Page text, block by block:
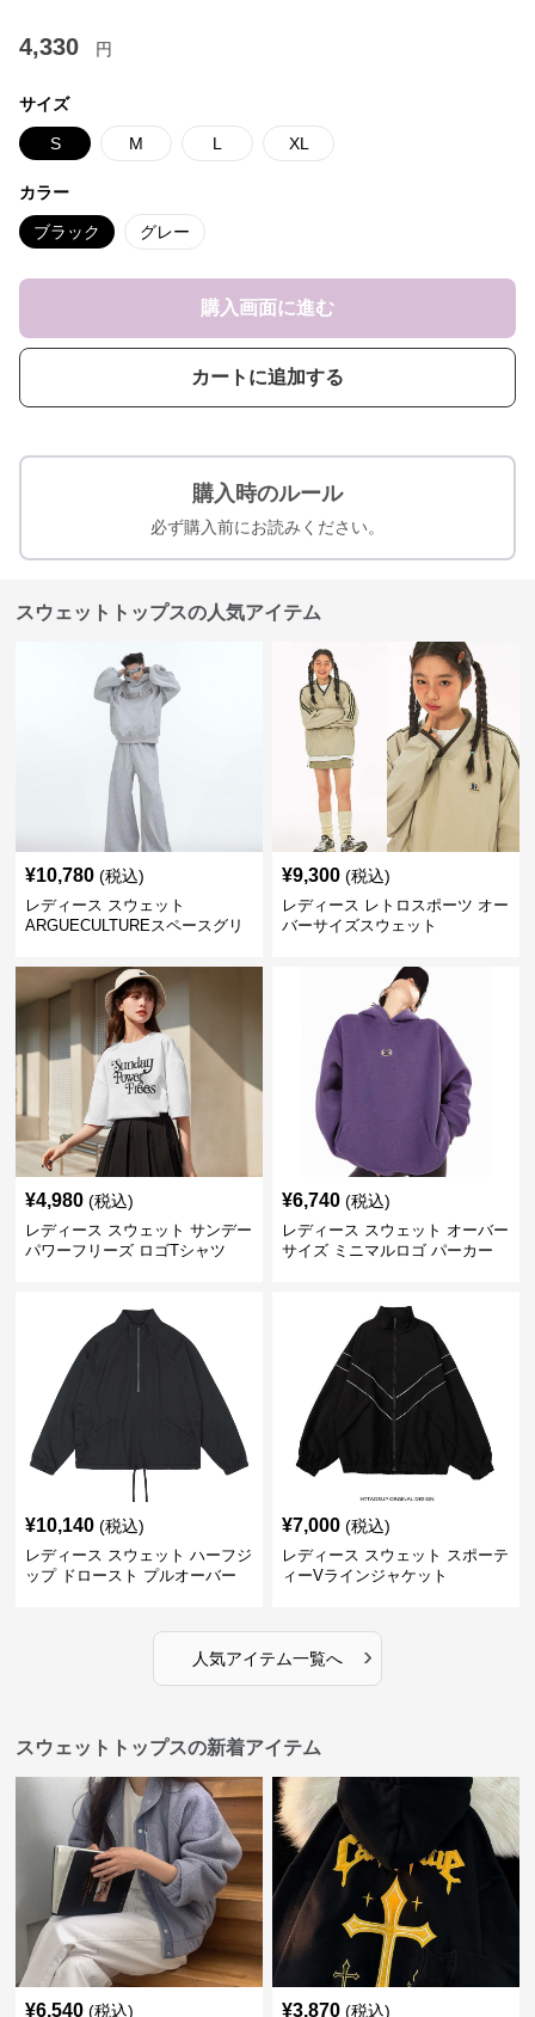
4,330 円
サイズ
S M L XL
カラー
ブラック グレー
購入画面に進む
カートに追加する
購入時のルール
必ず購入前にお読みください。
スウェットトップスの人気アイテム
¥10,780 (税込)
レディース スウェット
ARGUECULTUREスペースグリ
¥9,300 (税込)
レディース レトロスポーツ オー
バーサイズスウェット
¥4,980 (税込)
レディース スウェット サンデー
パワーフリーズ ロゴTシャツ
¥6,740 (税込)
レディース スウェット オーバー
サイズ ミニマルロゴ パーカー
¥10,140 (税込)
レディース スウェット ハーフジ
ップ ドロースト プルオーバー
¥7,000 (税込)
レディース スウェット スポーテ
ィーVラインジャケット
人気アイテム一覧へ ›
スウェットトップスの新着アイテム
¥6,540 (税込) ¥3,870 (税込)